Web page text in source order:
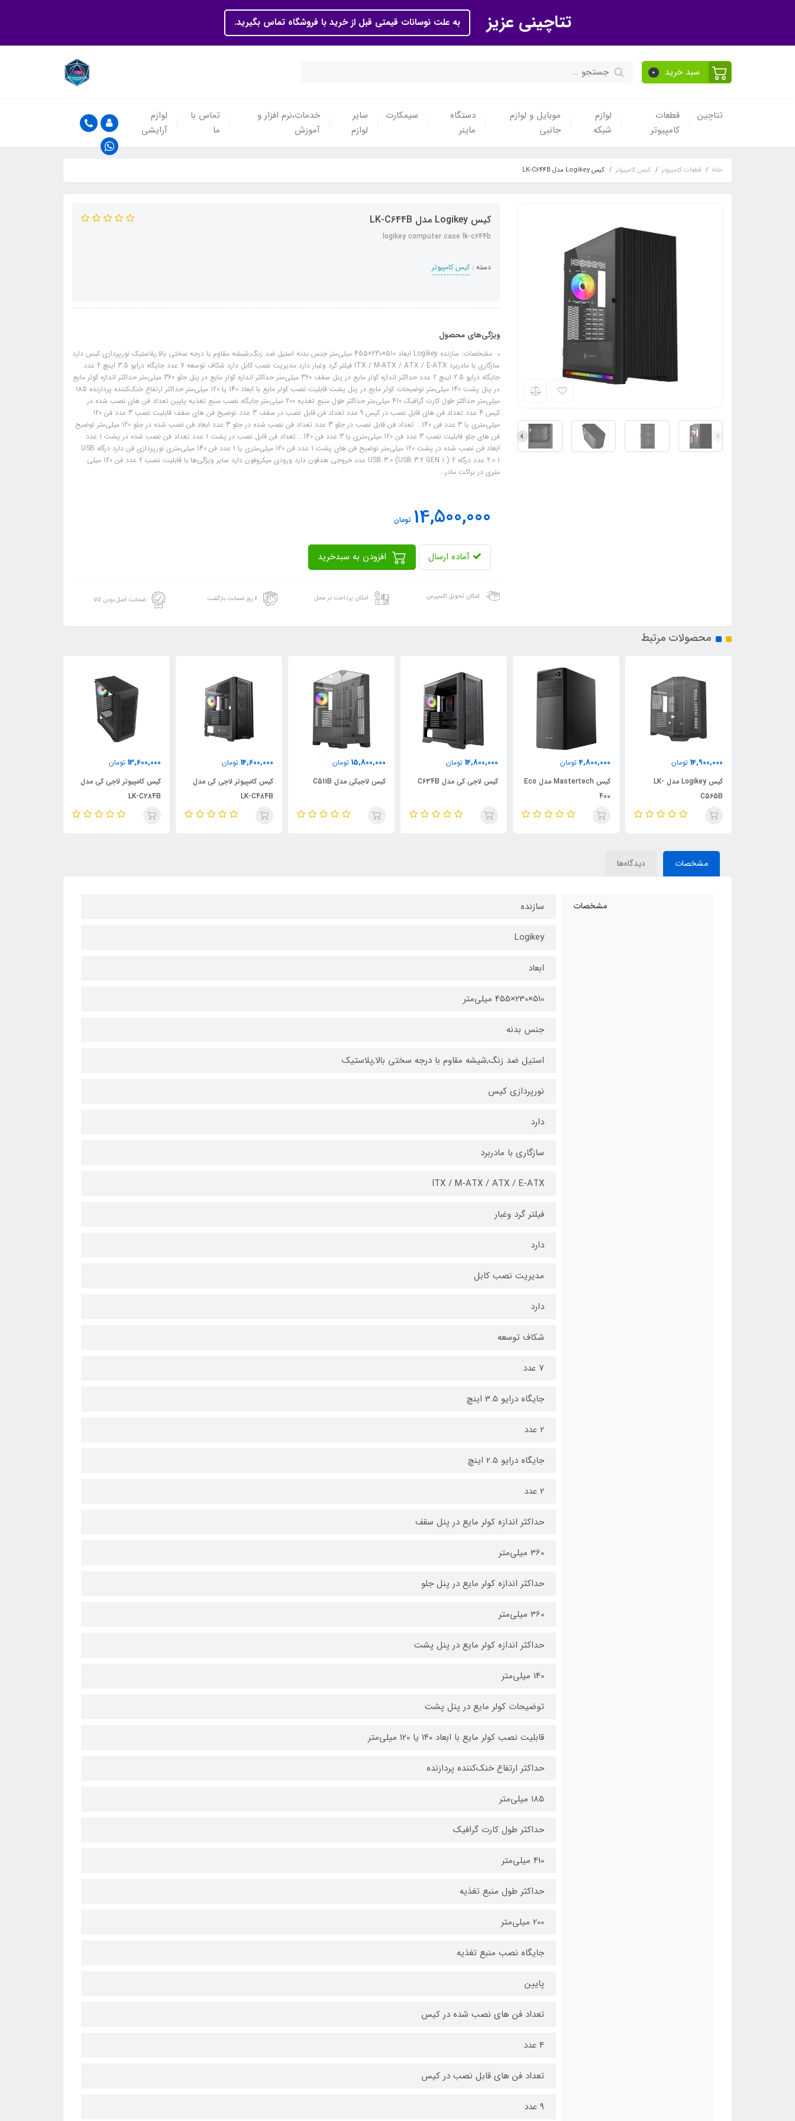
تتاچینی عزیز به علت نوسانات قیمتی قبل از خرید با فروشگاه تماس بگیرید.
سبد خرید 0
تتاچین
قطعات
کامپیوتر
لوازم
شبکه
موبایل و لوازم
جانبی
دستگاه
ماینر
سیمکارت
سایر
لوازم
خدمات،نرم افزار و
آموزش
تماس با
ما
لوازم
آرایشی
خانه قطعات کامپیوتر کیس کامپیوتر کیس Logikey مدل LK-C644B
کیس Logikey مدل LK-C644B
logikey computer case lk-c644b
دسته :کیس کامپیوتر
ویژگی‌های محصول
مشخصات: سازنده Logikey ابعاد 510×230×455 میلی‌متر جنس بدنه استیل ضد زنگ,شیشه مقاوم با درجه سختی بالا,پلاستیک نورپردازی کیس دارد
سازگاری با مادربرد ITX / M-ATX / ATX / E-ATX فیلتر گرد وغبار دارد مدیریت نصب کابل دارد شکاف توسعه 7 عدد جایگاه درایو 3.5 اینچ 2 عدد
جایگاه درایو 2.5 اینچ 2 عدد حداکثر اندازه کولر‌ مایع در پنل سقف 360 میلی‌متر حداکثر اندازه کولر‌ مایع در پنل جلو 360 میلی‌متر حداکثر اندازه کولر‌ مایع
در پنل پشت 140 میلی‌متر توضیحات کولر‌ مایع در پنل پشت قابلیت نصب کولر مایع با ابعاد 140 یا 120 میلی‌متر حداکثر ارتفاع خنک‌کننده پردازنده 185
میلی‌متر حداکثر طول کارت گرافیک 410 میلی‌متر حداکثر طول منبع تغذیه 200 میلی‌متر جایگاه نصب منبع تغذیه پایین تعداد فن های نصب شده در
کیس 4 عدد تعداد فن های قابل نصب در کیس 9 عدد تعداد فن قابل نصب در سقف 3 عدد توضیح فن های سقف قابلیت نصب 3 عدد فن 120
میلی‌متری یا 3 عدد فن 140... تعداد فن قابل نصب در جلو 3 عدد تعداد فن نصب شده در جلو 3 عدد ابعاد فن نصب شده در جلو 120 میلی‌متر توضیح
فن های جلو قابلیت نصب 3 عدد فن 120 میلی‌متری یا 3 عدد فن 140... تعداد فن قابل نصب در پشت 1 عدد تعداد فن نصب شده در پشت 1 عدد
ابعاد فن نصب شده در پشت 120 میلی‌متر توضیح فن های پشت 1 عدد فن 120 میلی‌متری یا 1 عدد فن 140 میلی‌متری نورپردازی فن دارد درگاه USB
2.0 1 عدد درگاه USB 3.0 (USB 3.2 GEN 1 ) 2 عدد خروجی هدفون دارد ورودی میکروفون دارد سایر ویژگی‌ها با قابلیت نصب 2 عدد فن 120 میلی
متری در براکت مادر...
14,500,000 تومان
آماده ارسال
امکان تحویل اکسپرس امکان پرداخت در محل ۷ روز ضمانت بازگشت ضمانت اصل بودن کالا
محصولات مرتبط
14,900,000 تومان
کیس Logikey مدل LK-
C565B
4,800,000 تومان
کیس Mastertech مدل Eco
14,800,000 تومان
کیس لاجی کی مدل C634B
15,800,000 تومان
کیس لاجیکی مدل C511B
14,600,000 تومان
کیس کامپیوتر لاجی کی مدل
LK-C484B
13,600,000 تومان
کیس کامپیوتر لاجی کی مدل
LK-C284B
مشخصات دیدگاه‌ها
مشخصات سازنده
Logikey
ابعاد
510×230×455 میلی‌متر
جنس بدنه
استیل ضد زنگ,شیشه مقاوم با درجه سختی بالا,پلاستیک
نورپردازی کیس
دارد
سازگاری با مادربرد
ITX / M-ATX / ATX / E-ATX
فیلتر گرد وغبار
دارد
مدیریت نصب کابل
دارد
شکاف توسعه
7 عدد
جایگاه درایو 3.5 اینچ
2 عدد
جایگاه درایو 2.5 اینچ
2 عدد
حداکثر اندازه کولر‌ مایع در پنل سقف
360 میلی‌متر
حداکثر اندازه کولر‌ مایع در پنل جلو
360 میلی‌متر
حداکثر اندازه کولر‌ مایع در پنل پشت
140 میلی‌متر
توضیحات کولر‌ مایع در پنل پشت
قابلیت نصب کولر مایع با ابعاد 140 یا 120 میلی‌متر
حداکثر ارتفاع خنک‌کننده پردازنده
185 میلی‌متر
حداکثر طول کارت گرافیک
410 میلی‌متر
حداکثر طول منبع تغذیه
200 میلی‌متر
جایگاه نصب منبع تغذیه
پایین
تعداد فن های نصب شده در کیس
4 عدد
تعداد فن های قابل نصب در کیس
9 عدد